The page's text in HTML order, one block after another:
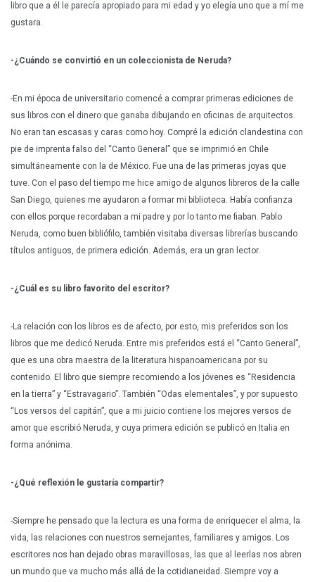
libro que a él le parecía apropiado para mi edad y yo elegía uno que a mí me
gustara.
-¿Cuándo se convirtió en un coleccionista de Neruda?
-En mi época de universitario comencé a comprar primeras ediciones de
sus libros con el dinero que ganaba dibujando en oficinas de arquitectos.
No eran tan escasas y caras como hoy. Compré la edición clandestina con
pie de imprenta falso del “Canto General” que se imprimió en Chile
simultáneamente con la de México. Fue una de las primeras joyas que
tuve. Con el paso del tiempo me hice amigo de algunos libreros de la calle
San Diego, quienes me ayudaron a formar mi biblioteca. Había confianza
con ellos porque recordaban a mi padre y por lo tanto me fiaban. Pablo
Neruda, como buen bibliófilo, también visitaba diversas librerías buscando
títulos antiguos, de primera edición. Además, era un gran lector.
-¿Cuál es su libro favorito del escritor?
-La relación con los libros es de afecto, por esto, mis preferidos son los
libros que me dedicó Neruda. Entre mis preferidos está el “Canto General”,
que es una obra maestra de la literatura hispanoamericana por su
contenido. El libro que siempre recomiendo a los jóvenes es “Residencia
en la tierra” y “Estravagario”. También “Odas elementales”, y por supuesto
“Los versos del capitán”, que a mi juicio contiene los mejores versos de
amor que escribió Neruda, y cuya primera edición se publicó en Italia en
forma anónima.
-¿Qué reflexión le gustaría compartir?
-Siempre he pensado que la lectura es una forma de enriquecer el alma, la
vida, las relaciones con nuestros semejantes, familiares y amigos. Los
escritores nos han dejado obras maravillosas, las que al leerlas nos abren
un mundo que va mucho más allá de la cotidianeidad. Siempre voy a